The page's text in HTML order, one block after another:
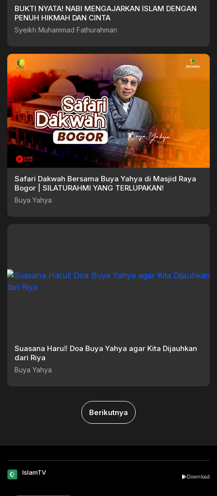
BUKTI NYATA! NABI MENGAJARKAN ISLAM DENGAN
PENUH HIKMAH DAN CINTA
Syeikh Muhammad Fathurahman
Safari Dakwah Bersama Buya Yahya di Masjid Raya
Bogor | SILATURAHMI YANG TERLUPAKAN!
Buya Yahya
Suasana Haru‼️ Doa Buya Yahya agar Kita Dijauhkan
dari Riya
Buya Yahya
Berikutnya
IslamTV
Download